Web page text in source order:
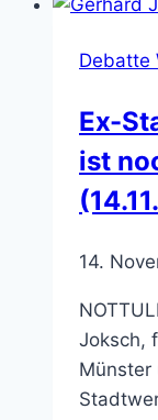
Debatte
Ex-
ist
14.
Joksch,
Münster